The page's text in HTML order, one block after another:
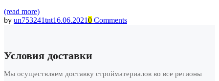
(read more)
by un753241tnt16.06.20210 Comments
Условия доставки
Мы осуществляем доставку стройматериалов во все регионы